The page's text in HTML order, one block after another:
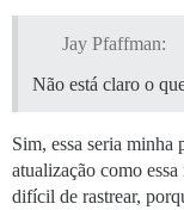
Jay Pfaffman:
Não está claro o
Sim, essa seria minha
atualização como
difícil de rastrear,